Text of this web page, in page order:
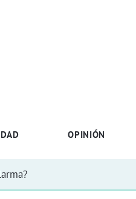
OPINIÓN